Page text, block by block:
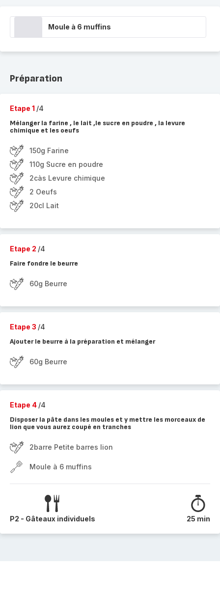
Moule à 6 muffins
Préparation
Etape 1 /4
Mélanger la farine , le lait ,le sucre en poudre , la levure
chimique et les oeufs
150g Farine
110g Sucre en poudre
2càs Levure chimique
2 Oeufs
20cl Lait
Etape 2 /4
Faire fondre le beurre
60g Beurre
Etape 3 /4
Ajouter le beurre à la préparation et mélanger
60g Beurre
Etape 4 /4
Disposer la pâte dans les moules et y mettre les morceaux de
lion que vous aurez coupé en tranches
2barre Petite barres lion
Moule à 6 muffins
P2 - Gâteaux individuels 25 min